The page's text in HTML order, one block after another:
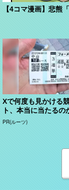
【4コマ漫画】悲熊
Xで何度も見かける
ト、本当に当たるの
た。
PR(ルーツ)